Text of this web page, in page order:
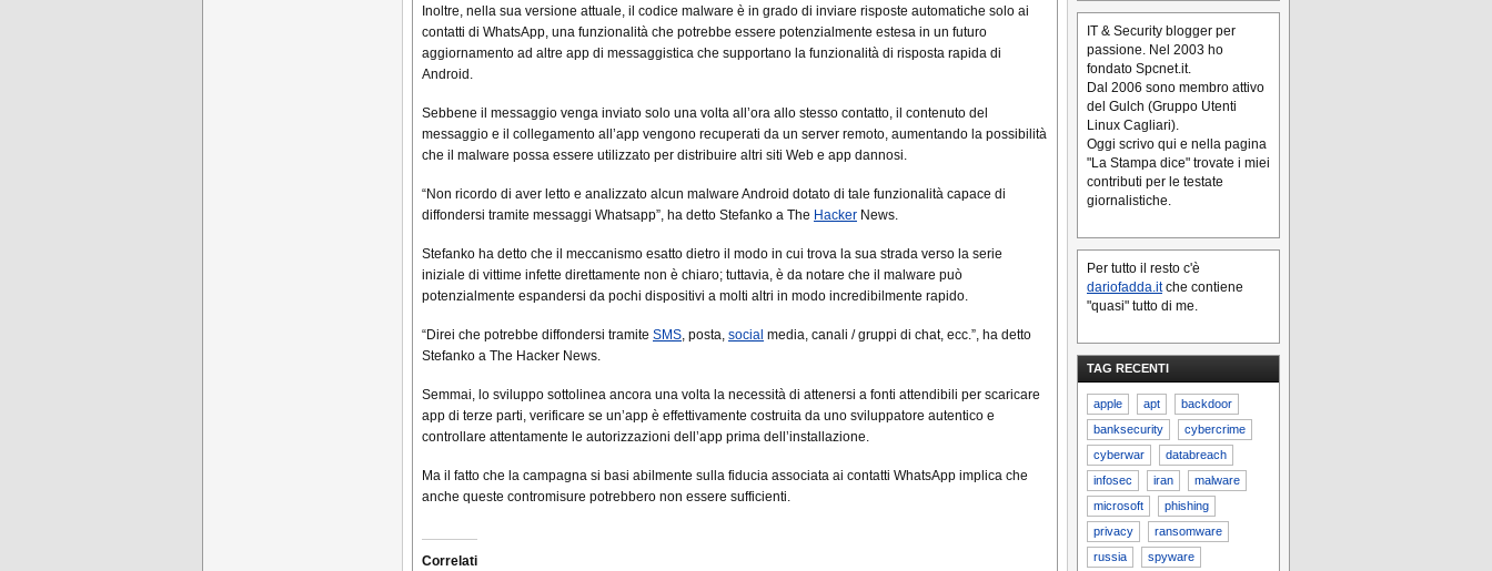
Inoltre, nella sua versione attuale, il codice malware è in grado di inviare risposte automatiche solo ai
contatti di WhatsApp, una funzionalità che potrebbe essere potenzialmente estesa in un futuro
aggiornamento ad altre app di messaggistica che supportano la funzionalità di risposta rapida di
Android.
Sebbene il messaggio venga inviato solo una volta all’ora allo stesso contatto, il contenuto del
messaggio e il collegamento all’app vengono recuperati da un server remoto, aumentando la possibilità
che il malware possa essere utilizzato per distribuire altri siti Web e app dannosi.
“Non ricordo di aver letto e analizzato alcun malware Android dotato di tale funzionalità capace di
diffondersi tramite messaggi Whatsapp”, ha detto Stefanko a The Hacker News.
Stefanko ha detto che il meccanismo esatto dietro il modo in cui trova la sua strada verso la serie
iniziale di vittime infette direttamente non è chiaro; tuttavia, è da notare che il malware può
potenzialmente espandersi da pochi dispositivi a molti altri in modo incredibilmente rapido.
“Direi che potrebbe diffondersi tramite SMS, posta, social media, canali / gruppi di chat, ecc.”, ha detto
Stefanko a The Hacker News.
Semmai, lo sviluppo sottolinea ancora una volta la necessità di attenersi a fonti attendibili per scaricare
app di terze parti, verificare se un’app è effettivamente costruita da uno sviluppatore autentico e
controllare attentamente le autorizzazioni dell’app prima dell’installazione.
Ma il fatto che la campagna si basi abilmente sulla fiducia associata ai contatti WhatsApp implica che
anche queste contromisure potrebbero non essere sufficienti.
Correlati
IT & Security blogger per
passione. Nel 2003 ho
fondato Spcnet.it.
Dal 2006 sono membro attivo
del Gulch (Gruppo Utenti
Linux Cagliari).
Oggi scrivo qui e nella pagina
"La Stampa dice" trovate i miei
contributi per le testate
giornalistiche.
Per tutto il resto c'è
dariofadda.itche contiene
"quasi" tutto di me.
TAG RECENTI
apple apt
backdoor
banksecurity
cybercrime
cyberwar
databreach
infosec
iran
malware
microsoft
phishing
privacy
ransomware
russia
spyware